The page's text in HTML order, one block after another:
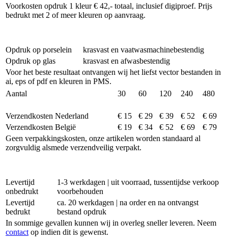
Voorkosten opdruk 1 kleur € 42,- totaal, inclusief digiproef. Prijs
bedrukt met 2 of meer kleuren op aanvraag.
Opdruk op porselein
krasvast en vaatwasmachinebestendig
Opdruk op glas
krasvast en afwasbestendig
Voor het beste resultaat ontvangen wij het liefst vector bestanden in
ai, eps of pdf en kleuren in PMS.
Aantal
30 60 120 240 480
Verzendkosten Nederland € 15 € 29 € 39 € 52
€ 69
Verzendkosten België
€ 19 € 34 € 52 € 69
€ 79
Geen verpakkingskosten, onze artikelen worden standaard al
zorgvuldig alsmede verzendveilig verpakt.
Levertijd
onbedrukt
1-3 werkdagen | uit voorraad, tussentijdse verkoop
voorbehouden
Levertijd
bedrukt
ca. 20 werkdagen | na order en na ontvangst
bestand opdruk
In sommige gevallen kunnen wij in overleg sneller leveren. Neem
contact op indien dit is gewenst.